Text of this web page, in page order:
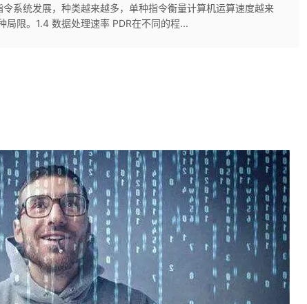
系统发展，种类越来越多，单种指令衡量计算机运算速度越来
限。1.4 数据处理速率 PDR在不同的程...